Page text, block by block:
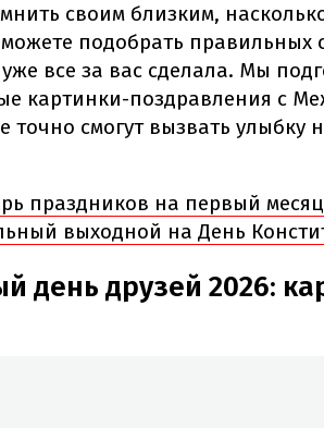
своим близким,
подобрать правильных
уже все за вас сделала. Мы
картинки-поздравления с
точно смогут вызвать улыбку
праздников на первый месяц
выходной на День
день друзей 2026: